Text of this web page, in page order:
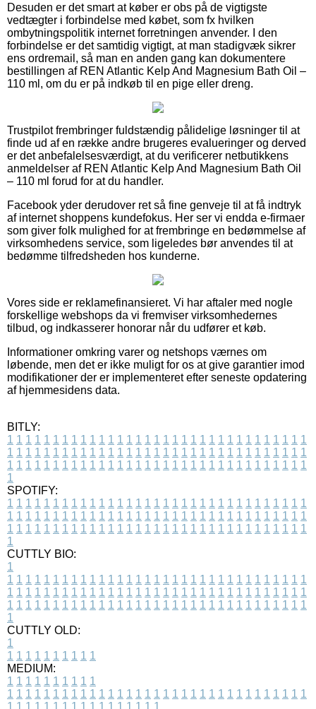
Desuden er det smart at køber er obs på de vigtigste
vedtægter i forbindelse med købet, som fx hvilken
ombytningspolitik internet forretningen anvender. I den
forbindelse er det samtidig vigtigt, at man stadigvæk sikrer
ens ordremail, så man en anden gang kan dokumentere
bestillingen af REN Atlantic Kelp And Magnesium Bath Oil –
110 ml, om du er på indkøb til en pige eller dreng.
Trustpilot frembringer fuldstændig pålidelige løsninger til at
finde ud af en række andre brugeres evalueringer og derved
er det anbefalelsesværdigt, at du verificerer netbutikkens
anmeldelser af REN Atlantic Kelp And Magnesium Bath Oil
– 110 ml forud for at du handler.
Facebook yder derudover ret så fine genveje til at få indtryk
af internet shoppens kundefokus. Her ser vi endda e-firmaer
som giver folk mulighed for at frembringe en bedømmelse af
virksomhedens service, som ligeledes bør anvendes til at
bedømme tilfredsheden hos kunderne.
Vores side er reklamefinansieret. Vi har aftaler med nogle
forskellige webshops da vi fremviser virksomhedernes
tilbud, og indkasserer honorar når du udfører et køb.
Informationer omkring varer og netshops værnes om
løbende, men det er ikke muligt for os at give garantier imod
modifikationer der er implementeret efter seneste opdatering
af hjemmesidens data.
BITLY:
1 1 1 1 1 1 1 1 1 1 1 1 1 1 1 1 1 1 1 1 1 1 1 1 1 1 1 1 1 1 1 1 1
1 1 1 1 1 1 1 1 1 1 1 1 1 1 1 1 1 1 1 1 1 1 1 1 1 1 1 1 1 1 1 1 1
1 1 1 1 1 1 1 1 1 1 1 1 1 1 1 1 1 1 1 1 1 1 1 1 1 1 1 1 1 1 1 1 1
1
SPOTIFY:
1 1 1 1 1 1 1 1 1 1 1 1 1 1 1 1 1 1 1 1 1 1 1 1 1 1 1 1 1 1 1 1 1
1 1 1 1 1 1 1 1 1 1 1 1 1 1 1 1 1 1 1 1 1 1 1 1 1 1 1 1 1 1 1 1 1
1 1 1 1 1 1 1 1 1 1 1 1 1 1 1 1 1 1 1 1 1 1 1 1 1 1 1 1 1 1 1 1 1
1
CUTTLY BIO:
1
1 1 1 1 1 1 1 1 1 1 1 1 1 1 1 1 1 1 1 1 1 1 1 1 1 1 1 1 1 1 1 1 1
1 1 1 1 1 1 1 1 1 1 1 1 1 1 1 1 1 1 1 1 1 1 1 1 1 1 1 1 1 1 1 1 1
1 1 1 1 1 1 1 1 1 1 1 1 1 1 1 1 1 1 1 1 1 1 1 1 1 1 1 1 1 1 1 1 1
1
CUTTLY OLD:
1
1 1 1 1 1 1 1 1 1 1
MEDIUM:
1 1 1 1 1 1 1 1 1 1
1 1 1 1 1 1 1 1 1 1 1 1 1 1 1 1 1 1 1 1 1 1 1 1 1 1 1 1 1 1 1 1 1
1 1 1 1 1 1 1 1 1 1 1 1 1 1 1 1 1